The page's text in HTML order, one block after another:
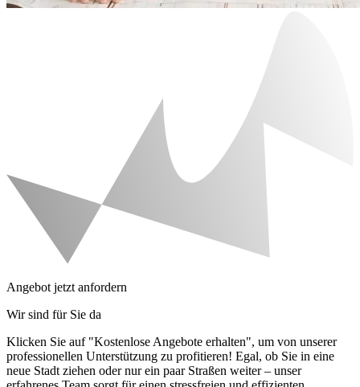
Angebot jetzt anfordern
Wir sind für Sie da
Klicken Sie auf "Kostenlose Angebote erhalten", um von unserer
professionellen Unterstützung zu profitieren! Egal, ob Sie in eine
neue Stadt ziehen oder nur ein paar Straßen weiter – unser